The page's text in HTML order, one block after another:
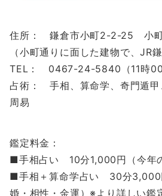
住所： 鎌倉市小町2-2-25 小
（小町通りに面した建物で、JR
TEL： 0467-24-5840（11時00
占術： 手相、算命学、奇門遁甲
周易
鑑定料金：
■手相占い 10分1,000円（今年
■手相＋算命学占い 30分3,000
婚・相性・金運）※より詳しい鑑